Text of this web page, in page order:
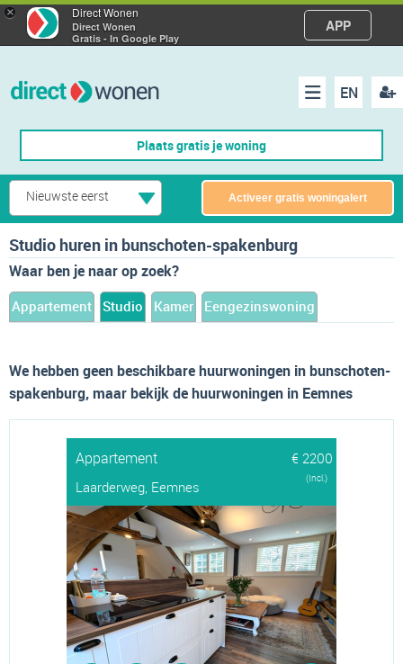
× Direct Wonen
Direct Wonen
Gratis - In Google Play
APP
EN
Menu
Plaats gratis je woning
Nieuwste eerst Activeer gratis woningalert
Studio huren in bunschoten-spakenburg
Waar ben je naar op zoek?
Appartement Studio Kamer Eengezinswoning
We hebben geen beschikbare huurwoningen in bunschoten-
spakenburg, maar bekijk de huurwoningen in Eemnes
Appartement
€ 2200
Laarderweg, Eemnes
(Incl.)